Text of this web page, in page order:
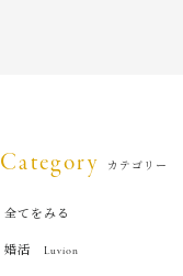
Category カテゴリー
全てをみる
婚活 Luvion